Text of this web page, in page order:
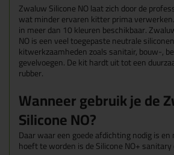
Zwaluw Silicone NO laat zich door de
wat minder ervaren kitter prima
in meer dan 10 kleuren beschikbaar.
NO is een veel toegepaste neutrale
kitwerkzaamheden zoals sanitair, bouw-,
gevelvoegen. De kit hardt uit tot een
rubber.
Wanneer gebruik je de
Silicone NO?
Daar waar een goede afdichting nodig is
hoeft te worden is de Silicone NO+